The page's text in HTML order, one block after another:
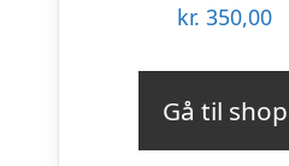
kr. 350,00
Gå til shop